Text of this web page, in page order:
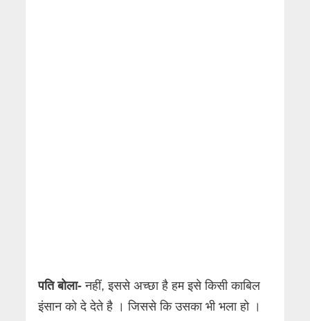
पति बोला- नहीं, इससे अच्छा है हम इसे किसी काबिल
इंसान को दे देते है । जिससे कि उसका भी भला हो ।